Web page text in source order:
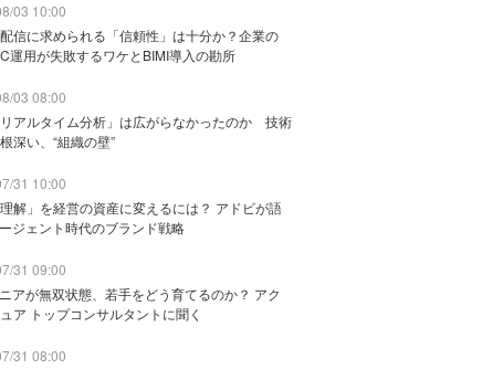
03 10:00
信に求められる「信頼性」は十分か？企業の
運用が失敗するワケとBIMI導入の勘所
03 08:00
アルタイム分析」は広がらなかったのか 技術
深い、“組織の壁”
31 10:00
理解」を経営の資産に変えるには？ アドビが語
ジェント時代のブランド戦略
31 09:00
アが無双状態、若手をどう育てるのか？ アク
ア トップコンサルタントに聞く
31 08:00